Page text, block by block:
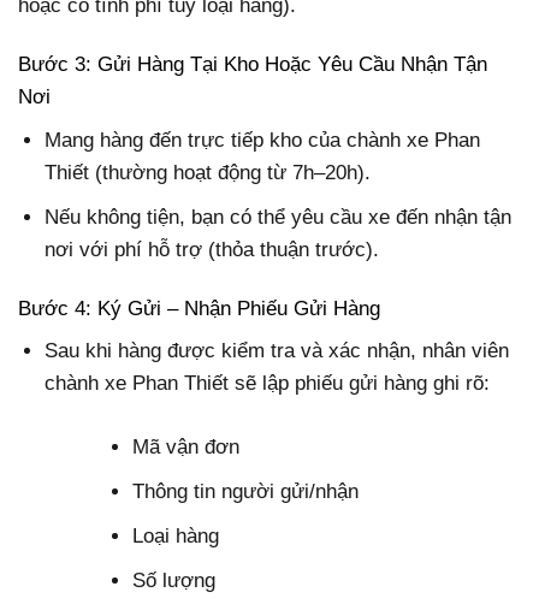
hoặc có tính phí tùy loại hàng).
Bước 3: Gửi Hàng Tại Kho Hoặc Yêu Cầu Nhận Tận
Nơi
Mang hàng đến trực tiếp kho của chành xe Phan
Thiết (thường hoạt động từ 7h–20h).
Nếu không tiện, bạn có thể yêu cầu xe đến nhận tận
nơi với phí hỗ trợ (thỏa thuận trước).
Bước 4: Ký Gửi – Nhận Phiếu Gửi Hàng
Sau khi hàng được kiểm tra và xác nhận, nhân viên
chành xe Phan Thiết sẽ lập phiếu gửi hàng ghi rõ:
Mã vận đơn
Thông tin người gửi/nhận
Loại hàng
Số lượng